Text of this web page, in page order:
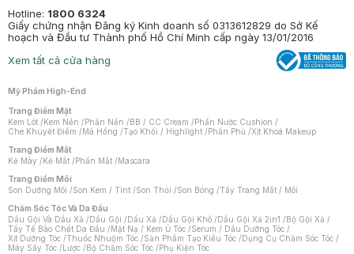
Hotline: 1800 6324
Giấy chứng nhận Đăng ký Kinh doanh số 0313612829 do Sở Kế
hoạch và Đầu tư Thành phố Hồ Chí Minh cấp ngày 13/01/2016
Xem tất cả cửa hàng
Mỹ Phẩm High-End
Trang Điểm Mặt
Kem Lót /Kem Nền /Phấn Nền /BB / CC Cream /Phấn Nước Cushion /
Che Khuyết Điểm /Má Hồng /Tạo Khối / Highlight /Phấn Phủ /Xịt Khoá Makeup
Trang Điểm Mắt
Kẻ Mày /Kẻ Mắt /Phấn Mắt /Mascara
Trang Điểm Môi
Son Dưỡng Môi /Son Kem / Tint /Son Thỏi /Son Bóng /Tẩy Trang Mắt / Môi
Chăm Sóc Tóc Và Da Đầu
Dầu Gội Và Dầu Xả /Dầu Gội /Dầu Xả /Dầu Gội Khô /Dầu Gội Xả 2in1 /Bộ Gội Xả /
Tẩy Tế Bào Chết Da Đầu /Mặt Nạ / Kem Ủ Tóc /Serum / Dầu Dưỡng Tóc /
Xịt Dưỡng Tóc /Thuốc Nhuộm Tóc /Sản Phẩm Tạo Kiểu Tóc /Dụng Cụ Chăm Sóc Tóc /
Máy Sấy Tóc /Lược /Bộ Chăm Sóc Tóc /Phụ Kiện Tóc